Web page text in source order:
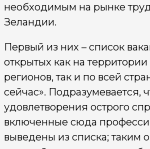
необходимым на рынке
Зеландии.
Первый из них – список
открытых как на
регионов, так и по всей
сейчас». Подразумевается,
удовлетворения острого
включенные сюда
выведены из списка; таким